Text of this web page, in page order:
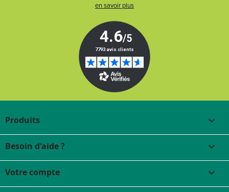
en savoir plus
Produits 
Besoin d'aide ? 
Votre compte 